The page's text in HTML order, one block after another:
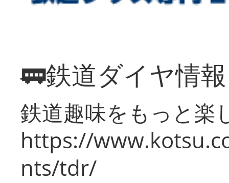
🚃鉄道ダイヤ情
鉄道趣味をもっと楽
https://
nts/tdr/